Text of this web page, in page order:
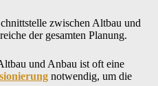
zwischen Altbau und
der gesamten Planung.
und Anbau ist oft eine
notwendig, um die